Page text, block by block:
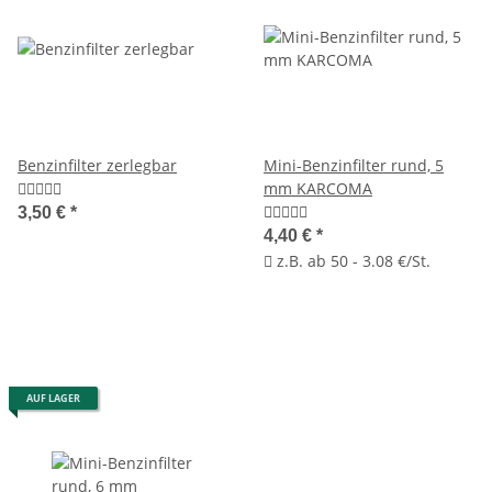
Benzinfilter zerlegbar
3,50 € *
Mini-Benzinfilter rund, 5
mm KARCOMA
4,40 € *
z.B. ab 50 - 3.08 €/St.
AUF LAGER